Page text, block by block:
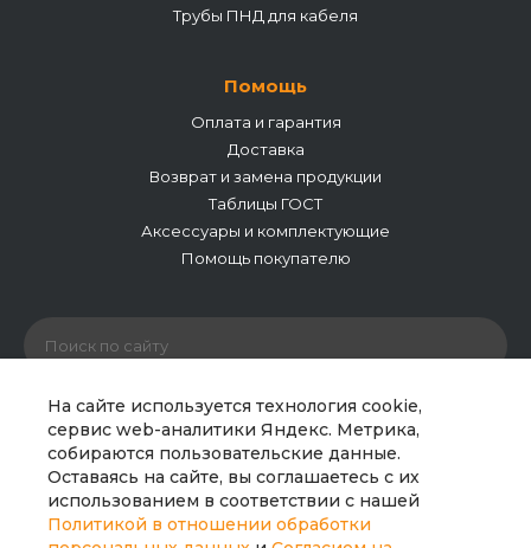
На сайте используется технология cookie,
сервис web-аналитики Яндекс. Метрика,
собираются пользовательские данные.
Оставаясь на сайте, вы соглашаетесь с их
использованием в соответствии с нашей
Политикой в отношении обработки
Трубы ПНД для кабеля
Помощь
Оплата и гарантия
Доставка
Возврат и замена продукции
Таблицы ГОСТ
Аксессуары и комплектующие
Помощь покупателю
© 2026 ООО «Полипайпгрупп». Все права защищены.
Сайт носит исключительно информационный характер
и не является публичной офертой. Все материалы
сайта являются интеллектуальной собственностью